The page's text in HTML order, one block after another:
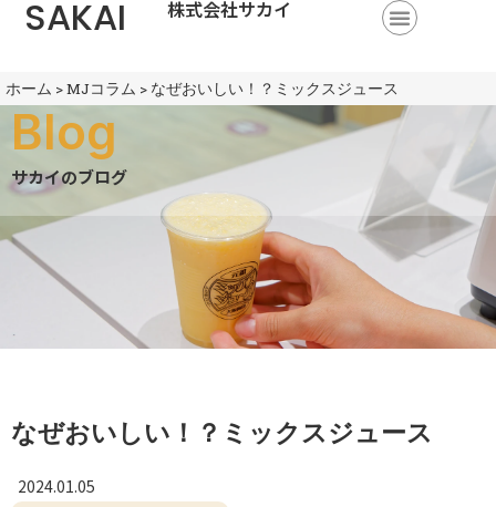
SAKAI 株式会社サカイ
ホーム >MJコラム > なぜおいしい！？ミックスジュース
Blog
サカイのブログ
なぜおいしい！？ミックスジュース
2024.01.05